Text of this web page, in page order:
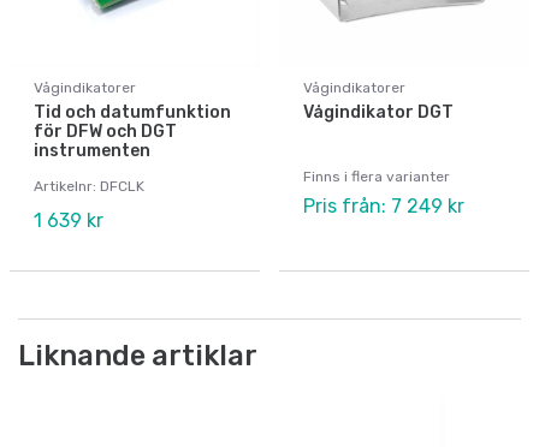
Vågindikatorer
Tid och datumfunktion
för DFW och DGT
instrumenten
Artikelnr: DFCLK
1 639 kr
Vågindikatorer
Vågindikator DGT
Finns i flera varianter
Pris från: 7 249 kr
Liknande artiklar